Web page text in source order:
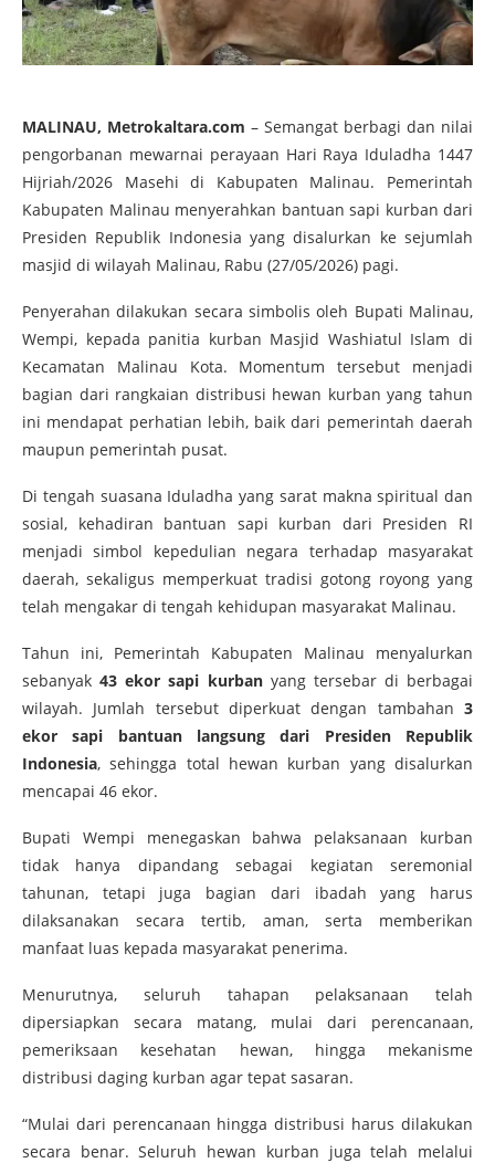
MALINAU, Metrokaltara.com – Semangat berbagi dan nilai
pengorbanan mewarnai perayaan Hari Raya Iduladha 1447
Hijriah/2026 Masehi di Kabupaten Malinau. Pemerintah
Kabupaten Malinau menyerahkan bantuan sapi kurban dari
Presiden Republik Indonesia yang disalurkan ke sejumlah
masjid di wilayah Malinau, Rabu (27/05/2026) pagi.
Penyerahan dilakukan secara simbolis oleh Bupati Malinau,
Wempi, kepada panitia kurban Masjid Washiatul Islam di
Kecamatan Malinau Kota. Momentum tersebut menjadi
bagian dari rangkaian distribusi hewan kurban yang tahun
ini mendapat perhatian lebih, baik dari pemerintah daerah
maupun pemerintah pusat.
Di tengah suasana Iduladha yang sarat makna spiritual dan
sosial, kehadiran bantuan sapi kurban dari Presiden RI
menjadi simbol kepedulian negara terhadap masyarakat
daerah, sekaligus memperkuat tradisi gotong royong yang
telah mengakar di tengah kehidupan masyarakat Malinau.
Tahun ini, Pemerintah Kabupaten Malinau menyalurkan
sebanyak43 ekor sapi kurbanyang tersebar di berbagai
wilayah. Jumlah tersebut diperkuat dengan tambahan 3
ekor sapi bantuan langsung dari Presiden Republik
Indonesia, sehingga total hewan kurban yang disalurkan
mencapai 46 ekor.
Bupati Wempi menegaskan bahwa pelaksanaan kurban
tidak hanya dipandang sebagai kegiatan seremonial
tahunan, tetapi juga bagian dari ibadah yang harus
dilaksanakan secara tertib, aman, serta memberikan
manfaat luas kepada masyarakat penerima.
Menurutnya, seluruh tahapan pelaksanaan telah
dipersiapkan secara matang, mulai dari perencanaan,
pemeriksaan kesehatan hewan, hingga mekanisme
distribusi daging kurban agar tepat sasaran.
“Mulai dari perencanaan hingga distribusi harus dilakukan
secara benar. Seluruh hewan kurban juga telah melalui